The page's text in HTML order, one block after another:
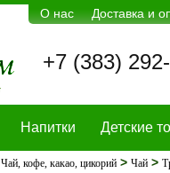
О нас Доставка и
+7 (383)
Напитки Детские
Чай, кофе, какао, цикорий> Чай>